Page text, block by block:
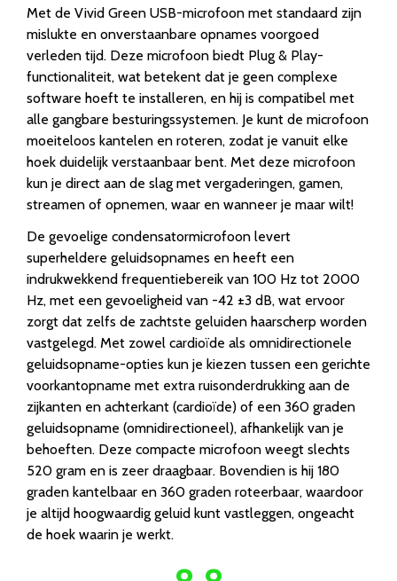
Met de Vivid Green USB-microfoon met standaard zijn
mislukte en onverstaanbare opnames voorgoed
verleden tijd. Deze microfoon biedt Plug & Play-
functionaliteit, wat betekent dat je geen complexe
software hoeft te installeren, en hij is compatibel met
alle gangbare besturingssystemen. Je kunt de microfoon
moeiteloos kantelen en roteren, zodat je vanuit elke
hoek duidelijk verstaanbaar bent. Met deze microfoon
kun je direct aan de slag met vergaderingen, gamen,
streamen of opnemen, waar en wanneer je maar wilt!
De gevoelige condensatormicrofoon levert
superheldere geluidsopnames en heeft een
indrukwekkend frequentiebereik van 100 Hz tot 2000
Hz, met een gevoeligheid van -42 ±3 dB, wat ervoor
zorgt dat zelfs de zachtste geluiden haarscherp worden
vastgelegd. Met zowel cardioïde als omnidirectionele
geluidsopname-opties kun je kiezen tussen een gerichte
voorkantopname met extra ruisonderdrukking aan de
zijkanten en achterkant (cardioïde) of een 360 graden
geluidsopname (omnidirectioneel), afhankelijk van je
behoeften. Deze compacte microfoon weegt slechts
520 gram en is zeer draagbaar. Bovendien is hij 180
graden kantelbaar en 360 graden roteerbaar, waardoor
je altijd hoogwaardig geluid kunt vastleggen, ongeacht
de hoek waarin je werkt.